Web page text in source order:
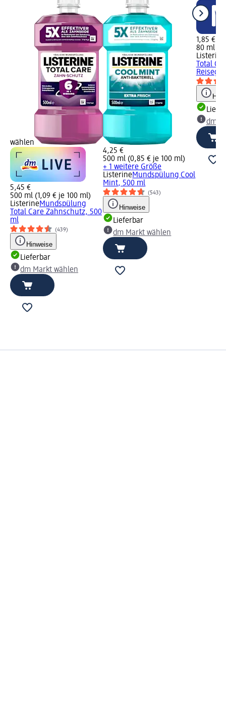
wählen
5,45 €
500 ml (1,09 € je 100 ml)
ListerineMundspülung
Total Care Zahnschutz, 500
ml
(439)
Hinweise
Lieferbar
dm Markt wählen
4,25 €
500 ml (0,85 € je 100 ml)
+ 1 weitere Größe
ListerineMundspülung Cool
Mint, 500 ml
(543)
Hinweise
Lieferbar
dm Markt wählen
1,85 €
80 ml
Listerine
Total
dm